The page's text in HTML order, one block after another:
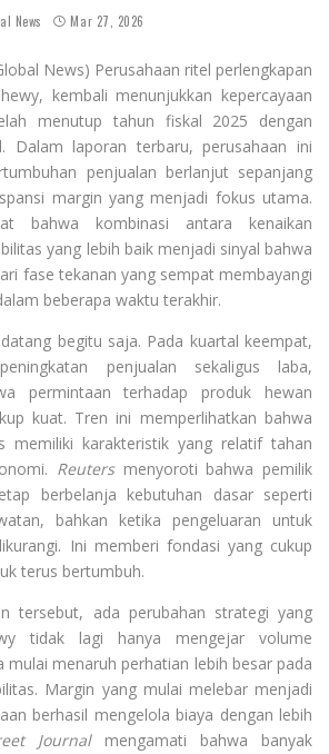
News Mar 27, 2026
News) Perusahaan ritel perlengkapan
kembali menunjukkan kepercayaan
menutup tahun fiskal 2025 dengan
Dalam laporan terbaru, perusahaan ini
penjualan berlanjut sepanjang
margin yang menjadi fokus utama.
bahwa kombinasi antara kenaikan
yang lebih baik menjadi sinyal bahwa
fase tekanan yang sempat membayangi
beberapa waktu terakhir.
begitu saja. Pada kuartal keempat,
penjualan sekaligus laba,
permintaan terhadap produk hewan
kuat. Tren ini memperlihatkan bahwa
memiliki karakteristik yang relatif tahan
Reutersmenyoroti bahwa pemilik
berbelanja kebutuhan dasar seperti
bahkan ketika pengeluaran untuk
Ini memberi fondasi yang cukup
terus bertumbuh.
tersebut, ada perubahan strategi yang
tidak lagi hanya mengejar volume
mulai menaruh perhatian lebih besar pada
Margin yang mulai melebar menjadi
berhasil mengelola biaya dengan lebih
Journalmengamati bahwa banyak